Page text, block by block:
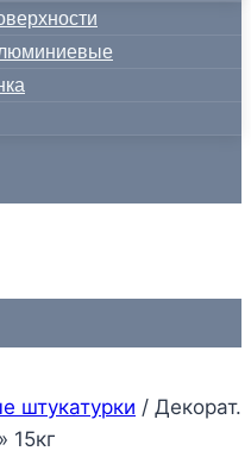
штукатурки / Декорат.
15кг